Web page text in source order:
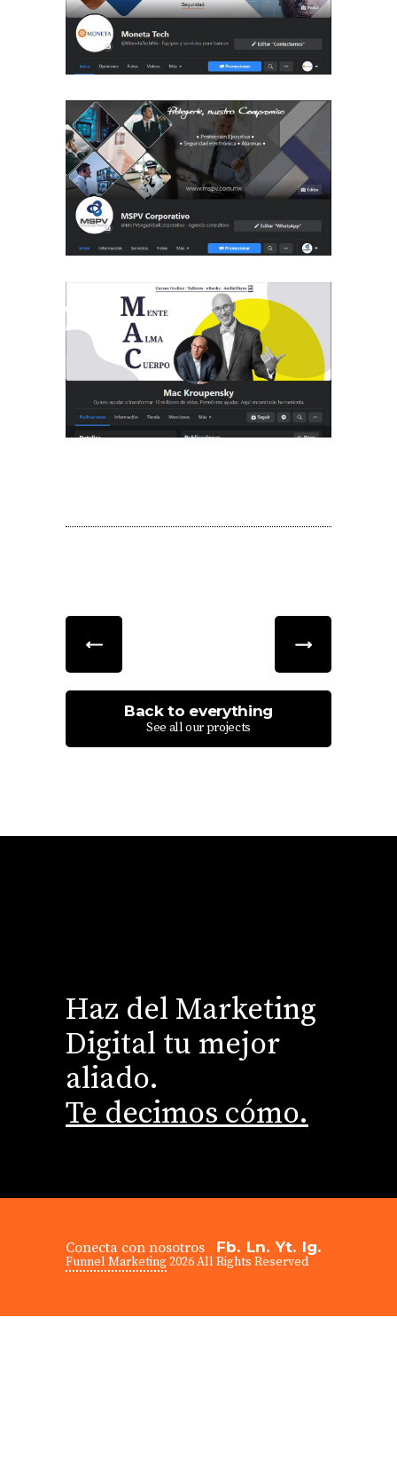
Back to everything
See all our projects
Haz del Marketing
Digital tu mejor
aliado.
Te decimos cómo.
Conecta con nosotros Fb. Ln. Yt. Ig.
Funnel Marketing2026 All Rights Reserved